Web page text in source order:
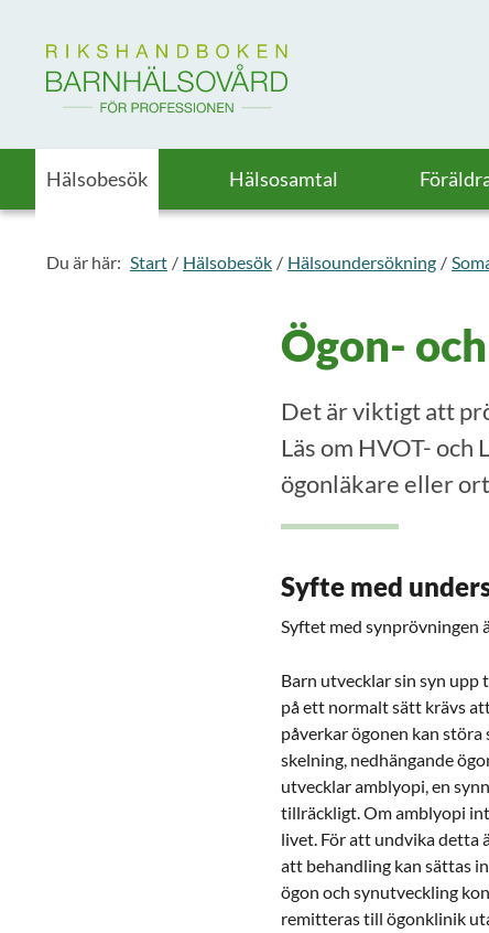
Till startsidan för Rikshandboken i barnhälsovård
Hälsobesök Hälsosamtal
Du är här: Start Hälsobesök Hälsoundersökning
Ögon-
Det är viktigt att
Läs om HVOT-
ögonläkare eller
Syfte med
Syftet med synprövningen
Barn utvecklar sin syn upp
på ett normalt sätt krävs
påverkar ögonen kan
skelning, nedhängande
utvecklar amblyopi, en
tillräckligt. Om amblyopi
livet. För att undvika detta
att behandling kan sättas
ögon och synutveckling
remitteras till ögonklinik